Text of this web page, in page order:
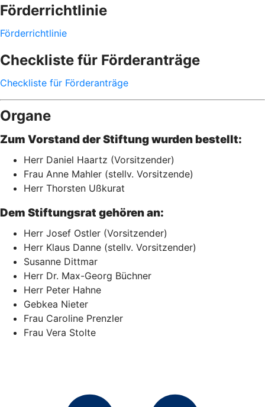
Förderrichtlinie
Förderrichtlinie
Checkliste für Förderanträge
Checkliste für Förderanträge
Organe
Zum Vorstand der Stiftung wurden bestellt:
Herr Daniel Haartz (Vorsitzender)
Frau Anne Mahler (stellv. Vorsitzende)
Herr Thorsten Ußkurat
Dem Stiftungsrat gehören an:
Herr Josef Ostler (Vorsitzender)
Herr Klaus Danne (stellv. Vorsitzender)
Susanne Dittmar
Herr Dr. Max-Georg Büchner
Herr Peter Hahne
Gebkea Nieter
Frau Caroline Prenzler
Frau Vera Stolte